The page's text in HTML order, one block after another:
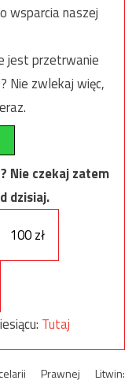
wsparcia naszej
jest przetrwanie
Nie zwlekaj więc,
Nie czekaj zatem
dzisiaj.
100 zł
Tutaj
Prawnej Litwin: